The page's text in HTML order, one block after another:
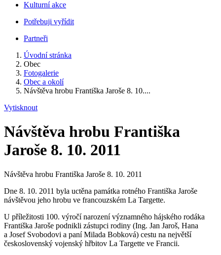
Kulturní akce
Potřebuji vyřídit
Partneři
Úvodní stránka
Obec
Fotogalerie
Obec a okolí
Návštěva hrobu Františka Jaroše 8. 10....
Vytisknout
Návštěva hrobu Františka
Jaroše 8. 10. 2011
Návštěva hrobu Františka Jaroše 8. 10. 2011
Dne 8. 10. 2011 byla uctěna památka rotného Františka Jaroše
návštěvou jeho hrobu ve francouzském La Targette.
U příležitosti 100. výročí narození významného hájského rodáka
Františka Jaroše podnikli zástupci rodiny (Ing. Jan Jaroš, Hana
a Josef Svobodovi a paní Milada Bobková) cestu na největší
československý vojenský hřbitov La Targette ve Francii.